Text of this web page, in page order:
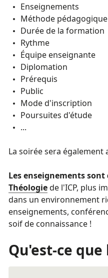
Enseignements
Méthode pédagogique
Durée de la formation
Rythme
Équipe enseignante
Diplomation
Prérequis
Public
Mode d'inscription
Poursuites d'étude
...
La soirée sera également
Les enseignements sont
Théologiede l'ICP, plus
dans un environnement
enseignements,
soif de connaissance !
Qu'est-ce